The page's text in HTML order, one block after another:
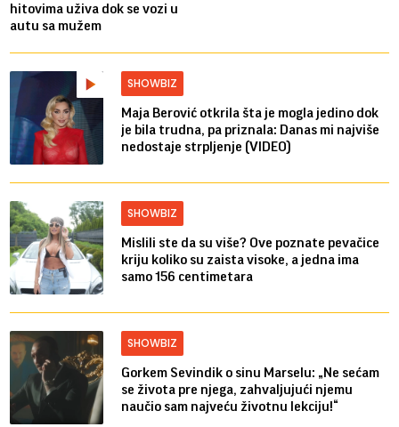
hitovima uživa dok se vozi u
autu sa mužem
SHOWBIZ
Maja Berović otkrila šta je mogla jedino dok
je bila trudna, pa priznala: Danas mi najviše
nedostaje strpljenje (VIDEO)
SHOWBIZ
Mislili ste da su više? Ove poznate pevačice
kriju koliko su zaista visoke, a jedna ima
samo 156 centimetara
SHOWBIZ
Gorkem Sevindik o sinu Marselu: „Ne sećam
se života pre njega, zahvaljujući njemu
naučio sam najveću životnu lekciju!“